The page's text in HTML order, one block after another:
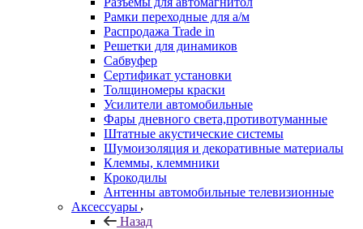
Рамки переходные для а/м
Распродажа Trade in
Решетки для динамиков
Сабвуфер
Сертификат установки
Толщиномеры краски
Усилители автомобильные
Фары дневного света,противотуманные
Штатные акустические системы
Шумоизоляция и декоративные материалы
Клеммы, клеммники
Крокодилы
Антенны автомобильные телевизионные
Аксессуары
Назад